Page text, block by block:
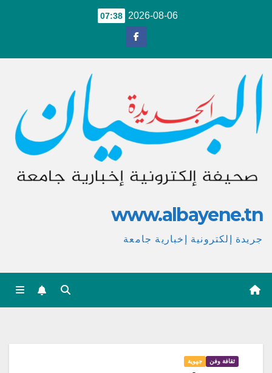
2026-08-06
07:38
www.albayene.tn
جريدة إلكترونية إخبارية جامعة
ثقافة وفن جهوية